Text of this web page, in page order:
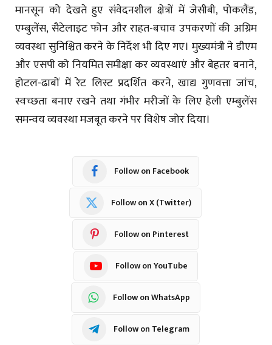
मानसून को देखते हुए संवेदनशील क्षेत्रों में जेसीबी, पोकलैंड,
एम्बुलेंस, सैटेलाइट फोन और राहत-बचाव उपकरणों की अग्रिम
व्यवस्था सुनिश्चित करने के निर्देश भी दिए गए। मुख्यमंत्री ने डीएम
और एसपी को नियमित समीक्षा कर व्यवस्थाएं और बेहतर बनाने,
होटल-ढाबों में रेट लिस्ट प्रदर्शित करने, खाद्य गुणवत्ता जांच,
स्वच्छता बनाए रखने तथा गंभीर मरीजों के लिए हेली एम्बुलेंस
समन्वय व्यवस्था मजबूत करने पर विशेष जोर दिया।
Follow on Facebook
Follow on X (Twitter)
Follow on Pinterest
Follow on YouTube
Follow on WhatsApp
Follow on Telegram